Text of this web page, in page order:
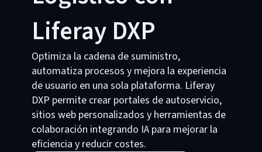
Liferay DXP
Optimiza la cadena de suministro,
automatiza procesos y mejora la experiencia
de usuario en una sola plataforma. Liferay
DXP permite crear portales de autoservicio,
sitios web personalizados y herramientas de
colaboración integrando IA para mejorar la
eficiencia y reducir costes.